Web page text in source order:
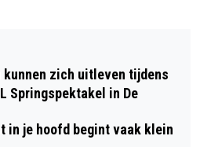
VOOR
XXL
ZOMERSE DAG
kunnen zich uitleven tijdens
Springspektakel in De
in je hoofd begint vaak klein